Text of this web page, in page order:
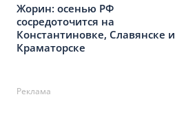
Жорин: осенью РФ
сосредоточится на
Константиновке, Славянске и
Краматорске
Реклама